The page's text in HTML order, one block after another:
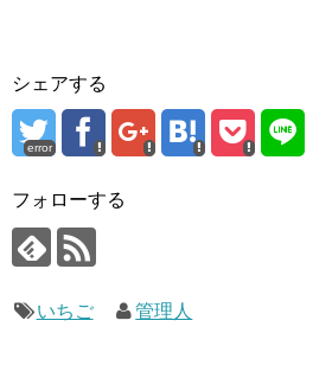
シェアする
error
フォローする
いちご 管理人